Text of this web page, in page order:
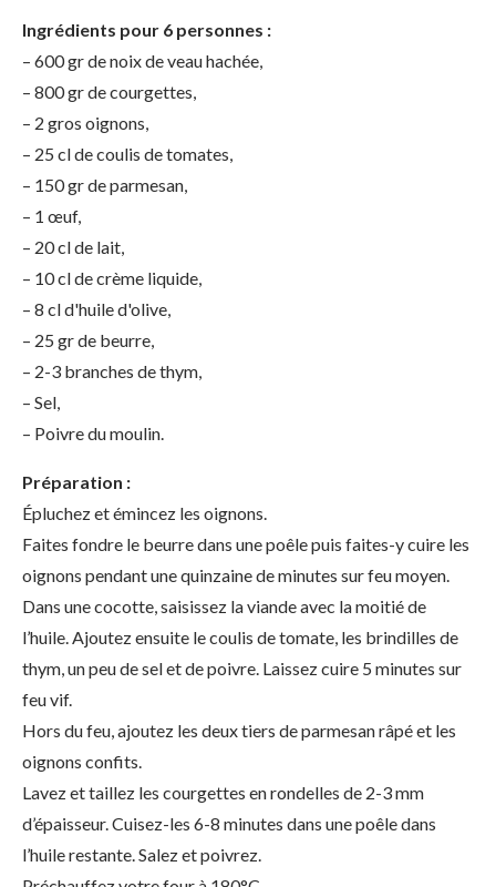
Ingrédients pour 6 personnes :
– 600 gr de noix de veau hachée,
– 800 gr de courgettes,
– 2 gros oignons,
– 25 cl de coulis de tomates,
– 150 gr de parmesan,
– 1 œuf,
– 20 cl de lait,
– 10 cl de crème liquide,
– 8 cl d'huile d'olive,
– 25 gr de beurre,
– 2-3 branches de thym,
– Sel,
– Poivre du moulin.
Préparation :
Épluchez et émincez les oignons.
Faites fondre le beurre dans une poêle puis faites-y cuire les
oignons pendant une quinzaine de minutes sur feu moyen.
Dans une cocotte, saisissez la viande avec la moitié de
l’huile. Ajoutez ensuite le coulis de tomate, les brindilles de
thym, un peu de sel et de poivre. Laissez cuire 5 minutes sur
feu vif.
Hors du feu, ajoutez les deux tiers de parmesan râpé et les
oignons confits.
Lavez et taillez les courgettes en rondelles de 2-3 mm
d’épaisseur. Cuisez-les 6-8 minutes dans une poêle dans
l’huile restante. Salez et poivrez.